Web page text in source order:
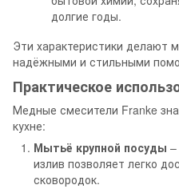
долгие годы.
Эти характеристики делают
надёжными и стильными
Практическое
Медные смесители Franke
кухне:
Мытьё крупной посуды
излив позволяет легко
сковородок.